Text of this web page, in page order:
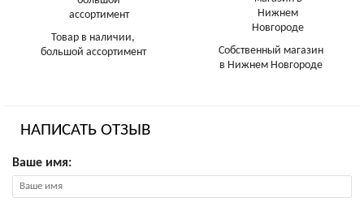
Товар в наличии,
большой ассортимент
Собственный магазин
в Нижнем Новгороде
НАПИСАТЬ ОТЗЫВ
Ваше имя: